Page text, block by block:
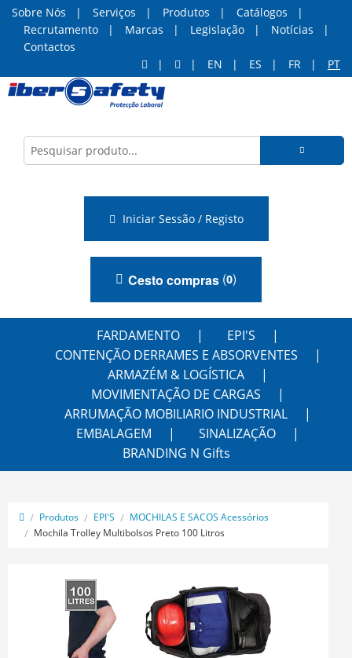
Sobre Nós Serviços Produtos
Catálogos
Recrutamento
Marcas Legislação
Notícias
Contactos
EN
ES FR PT
Iniciar Sessão / Registo
Cesto compras (0)
FARDAMENTO
EPI'S
CONTENÇÃO DERRAMES E ABSORVENTES
ARMAZÉM & LOGÍSTICA
MOVIMENTAÇÃO DE CARGAS
ARRUMAÇÃO MOBILIARIO INDUSTRIAL
EMBALAGEM
SINALIZAÇÃO
BRANDING N Gifts
Produtos EPI'S
MOCHILAS E SACOS Acessórios
Mochila Trolley Multibolsos Preto 100 Litros